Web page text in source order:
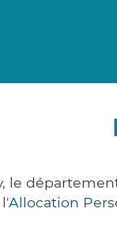
le
l'Allocation